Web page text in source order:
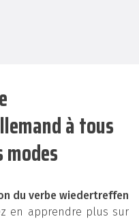
à tous
du verbe wiedertreffen
en apprendre plus sur